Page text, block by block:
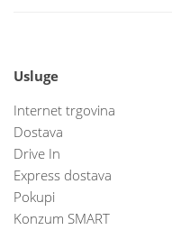
Usluge
Internet trgovina
Dostava
Drive In
Express dostava
Pokupi
Konzum SMART